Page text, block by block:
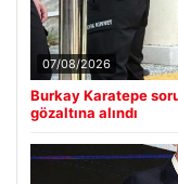
07/08/2026
Burkay Karatepe
gözaltına alındı